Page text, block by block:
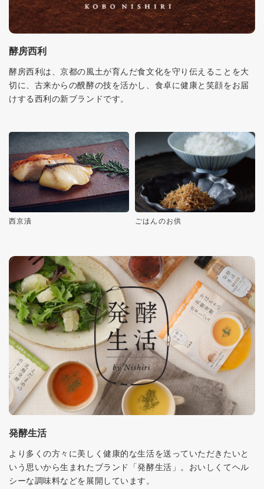
酵房西利
酵房西利は、京都の風土が育んだ食文化を守り伝えることを大
切に、古来からの醗酵の技を活かし、食卓に健康と笑顔をお届
けする西利の新ブランドです。
西京漬 ごはんのお供
発酵生活
より多くの方々に美しく健康的な生活を送っていただきたいと
いう思いから生まれたブランド「発酵生活」。おいしくてヘル
シーな調味料などを展開しています。